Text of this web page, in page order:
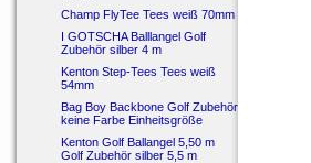
Champ FlyTee Tees weiß 70mm
I GOTSCHA Balllangel Golf
Zubehör silber 4 m
Kenton Step-Tees Tees weiß
54mm
Bag Boy Backbone Golf Zubehör
keine Farbe Einheitsgröße
Kenton Golf Ballangel 5,50 m
Golf Zubehör silber 5,5 m